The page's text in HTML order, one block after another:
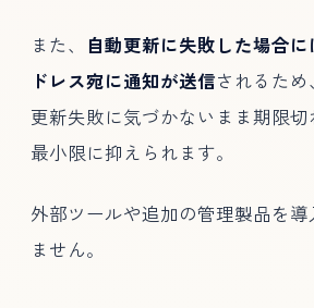
また、
自動更新に失敗した場合
ドレス宛に通知が送信されるため、
更新失敗に気づかないまま期限
最小限に抑えられます。
外部ツールや追加の管理製品を導
ません。